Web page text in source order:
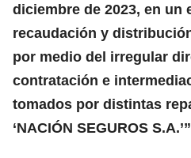
diciembre de 2023, en un
recaudación y
por medio del irregular
contratación e
tomados por distintas
‘NACIÓN SEGUROS